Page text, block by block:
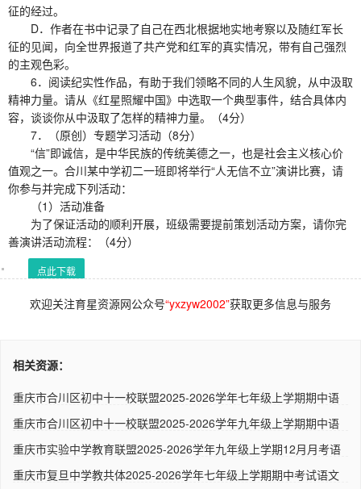
征的经过。
D．作者在书中记录了自己在西北根据地实地考察以及随红军长
征的见闻，向全世界报道了共产党和红军的真实情况，带有自己强烈
的主观色彩。
6．阅读纪实性作品，有助于我们领略不同的人生风貌，从中汲取
精神力量。请从《红星照耀中国》中选取一个典型事件，结合具体内
容，谈谈你从中汲取了怎样的精神力量。（4分）
7．（原创）专题学习活动（8分）
“信”即诚信，是中华民族的传统美德之一，也是社会主义核心价
值观之一。合川某中学初二一班即将举行“人无信不立”演讲比赛，请
你参与并完成下列活动：
（1）活动准备
为了保证活动的顺利开展，班级需要提前策划活动方案，请你完
善演讲活动流程：（4分）
点此下载
欢迎关注育星资源网公众号“yxzyw2002”获取更多信息与服务
相关资源：
重庆市合川区初中十一校联盟2025-2026学年七年级上学期期中语
重庆市合川区初中十一校联盟2025-2026学年九年级上学期期中语
重庆市实验中学教育联盟2025-2026学年九年级上学期12月月考语
重庆市复旦中学教共体2025-2026学年七年级上学期期中考试语文